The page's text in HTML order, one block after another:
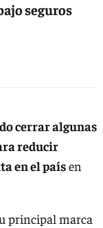
seguros
cerrar algunas
reducir
en el paísen
principal marca